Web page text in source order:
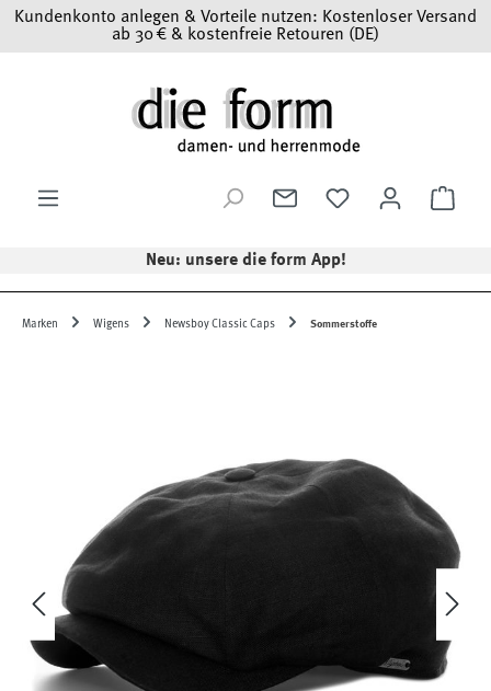
Zum Hauptinhalt springen
Kundenkonto anlegen & Vorteile nutzen: Kostenloser Versand
ab 30 € & kostenfreie Retouren (DE)
Neu: unsere die form App!
Marken Wigens Newsboy Classic Caps Sommerstoffe